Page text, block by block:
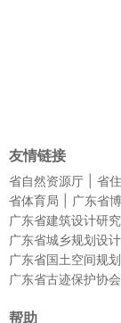
友情链接
省自然资源厅 省
省体育局
广东省
广东省建筑设计研
广东省城乡规划设
广东省国土空间规
广东省古迹保护协会
帮助